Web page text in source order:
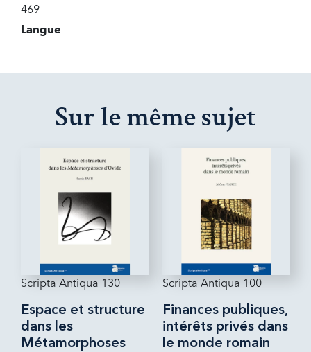
469
Langue
Sur le même sujet
Scripta Antiqua 130
Espace et structure
dans les
Métamorphoses
Scripta Antiqua 100
Finances publiques,
intérêts privés dans
le monde romain